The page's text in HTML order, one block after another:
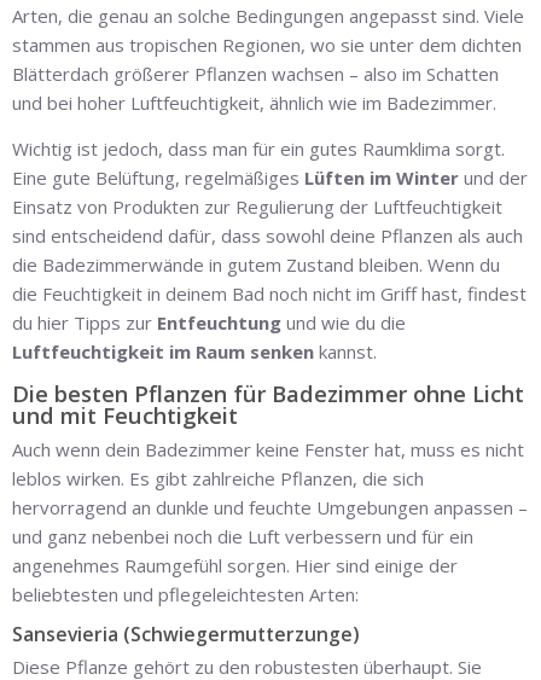
Arten, die genau an solche Bedingungen angepasst sind. Viele
stammen aus tropischen Regionen, wo sie unter dem dichten
Blätterdach größerer Pflanzen wachsen – also im Schatten
und bei hoher Luftfeuchtigkeit, ähnlich wie im Badezimmer.
Wichtig ist jedoch, dass man für ein gutes Raumklima sorgt.
Eine gute Belüftung, regelmäßiges Lüften im Winter und der
Einsatz von Produkten zur Regulierung der Luftfeuchtigkeit
sind entscheidend dafür, dass sowohl deine Pflanzen als auch
die Badezimmerwände in gutem Zustand bleiben. Wenn du
die Feuchtigkeit in deinem Bad noch nicht im Griff hast, findest
du hier Tipps zur Entfeuchtung und wie du die
Luftfeuchtigkeit im Raum senken kannst.
Die besten Pflanzen für Badezimmer ohne Licht
und mit Feuchtigkeit
Auch wenn dein Badezimmer keine Fenster hat, muss es nicht
leblos wirken. Es gibt zahlreiche Pflanzen, die sich
hervorragend an dunkle und feuchte Umgebungen anpassen –
und ganz nebenbei noch die Luft verbessern und für ein
angenehmes Raumgefühl sorgen. Hier sind einige der
beliebtesten und pflegeleichtesten Arten:
Sansevieria (Schwiegermutterzunge)
Diese Pflanze gehört zu den robustesten überhaupt. Sie